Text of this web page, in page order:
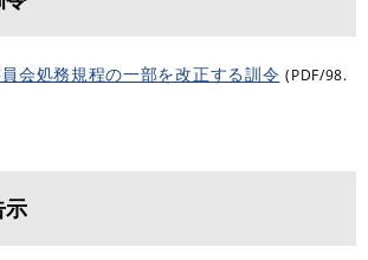
会処務規程の一部を改正する訓令 (PDF/98.
示